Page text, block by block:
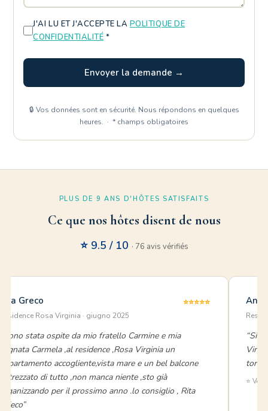
J'AI LU ET J'ACCEPTE LA POLITIQUE DE
CONFIDENTIALITÉ *
Envoyer la demande →
🔒 Vos données sont en sécurité. Nous répondons en quelques
heures. · * champs obligatoires
PLUS DE 9 ANS D'HÔTES SATISFAITS
Ce que nos hôtes disent de nous
⭐ 9.5 / 10 · 76 avis vérifiés
Rita Greco
Residence Rosa Virginia · giugno 2025
⭐⭐⭐⭐⭐
“Sono stata ospite da mio fratello Carmine e mia
cognata Carmela ,al residence ,Rosa Virginia un
appartamento accogliente,vista mare e un bel balcone
,attrezzato di tutto ,non manca niente ,sto già
organizzando per il prossimo anno .lo consiglio , Rita
Grieco”
⭐